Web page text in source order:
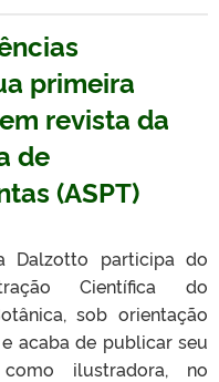
primeira
revista da
de
(ASPT)
Dalzotto participa do
Científica do
sob orientação
acaba de publicar seu
ilustradora, no